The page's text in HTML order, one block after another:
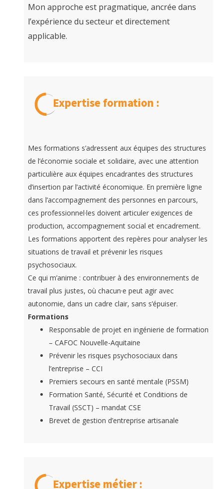
Mon approche est pragmatique, ancrée dans
l’expérience du secteur et directement
applicable.
Expertise formation :
Mes formations s’adressent aux équipes des structures
de l’économie sociale et solidaire, avec une attention
particulière aux équipes encadrantes des structures
d’insertion par l’activité économique. En première ligne
dans l’accompagnement des personnes en parcours,
ces professionnel·les doivent articuler exigences de
production, accompagnement social et encadrement.
Les formations apportent des repères pour analyser les
situations de travail et prévenir les risques
psychosociaux.
Ce qui m’anime : contribuer à des environnements de
travail plus justes, où chacun·e peut agir avec
autonomie, dans un cadre clair, sans s’épuiser.
Formations
Responsable de projet en ingénierie de formation
– CAFOC Nouvelle-Aquitaine
Prévenir les risques psychosociaux dans
l’entreprise – CCI
Premiers secours en santé mentale (PSSM)
Formation Santé, Sécurité et Conditions de
Travail (SSCT) – mandat CSE
Brevet de gestion d’entreprise artisanale
Expertise métier :